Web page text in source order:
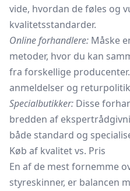
vide, hvordan de føles og
kvalitetsstandarder.
Online forhandlere: Måske
metoder, hvor du kan
fra forskellige
anmeldelser og
Specialbutikker: Disse
bredden af
både standard og
Køb af kvalitet vs. Pris
En af de mest fornemme
styreskinner, er balancen